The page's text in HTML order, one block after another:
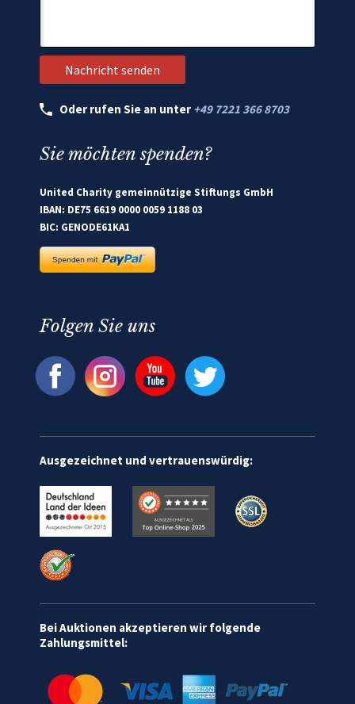
Oder rufen Sie an unter +49 7221 366 8703
Sie möchten spenden?
United Charity gemeinnützige Stiftungs GmbH
IBAN: DE75 6619 0000 0059 1188 03
BIC: GENODE61KA1
Folgen Sie uns
Ausgezeichnet und vertrauenswürdig:
Bei Auktionen akzeptieren wir folgende
Zahlungsmittel: